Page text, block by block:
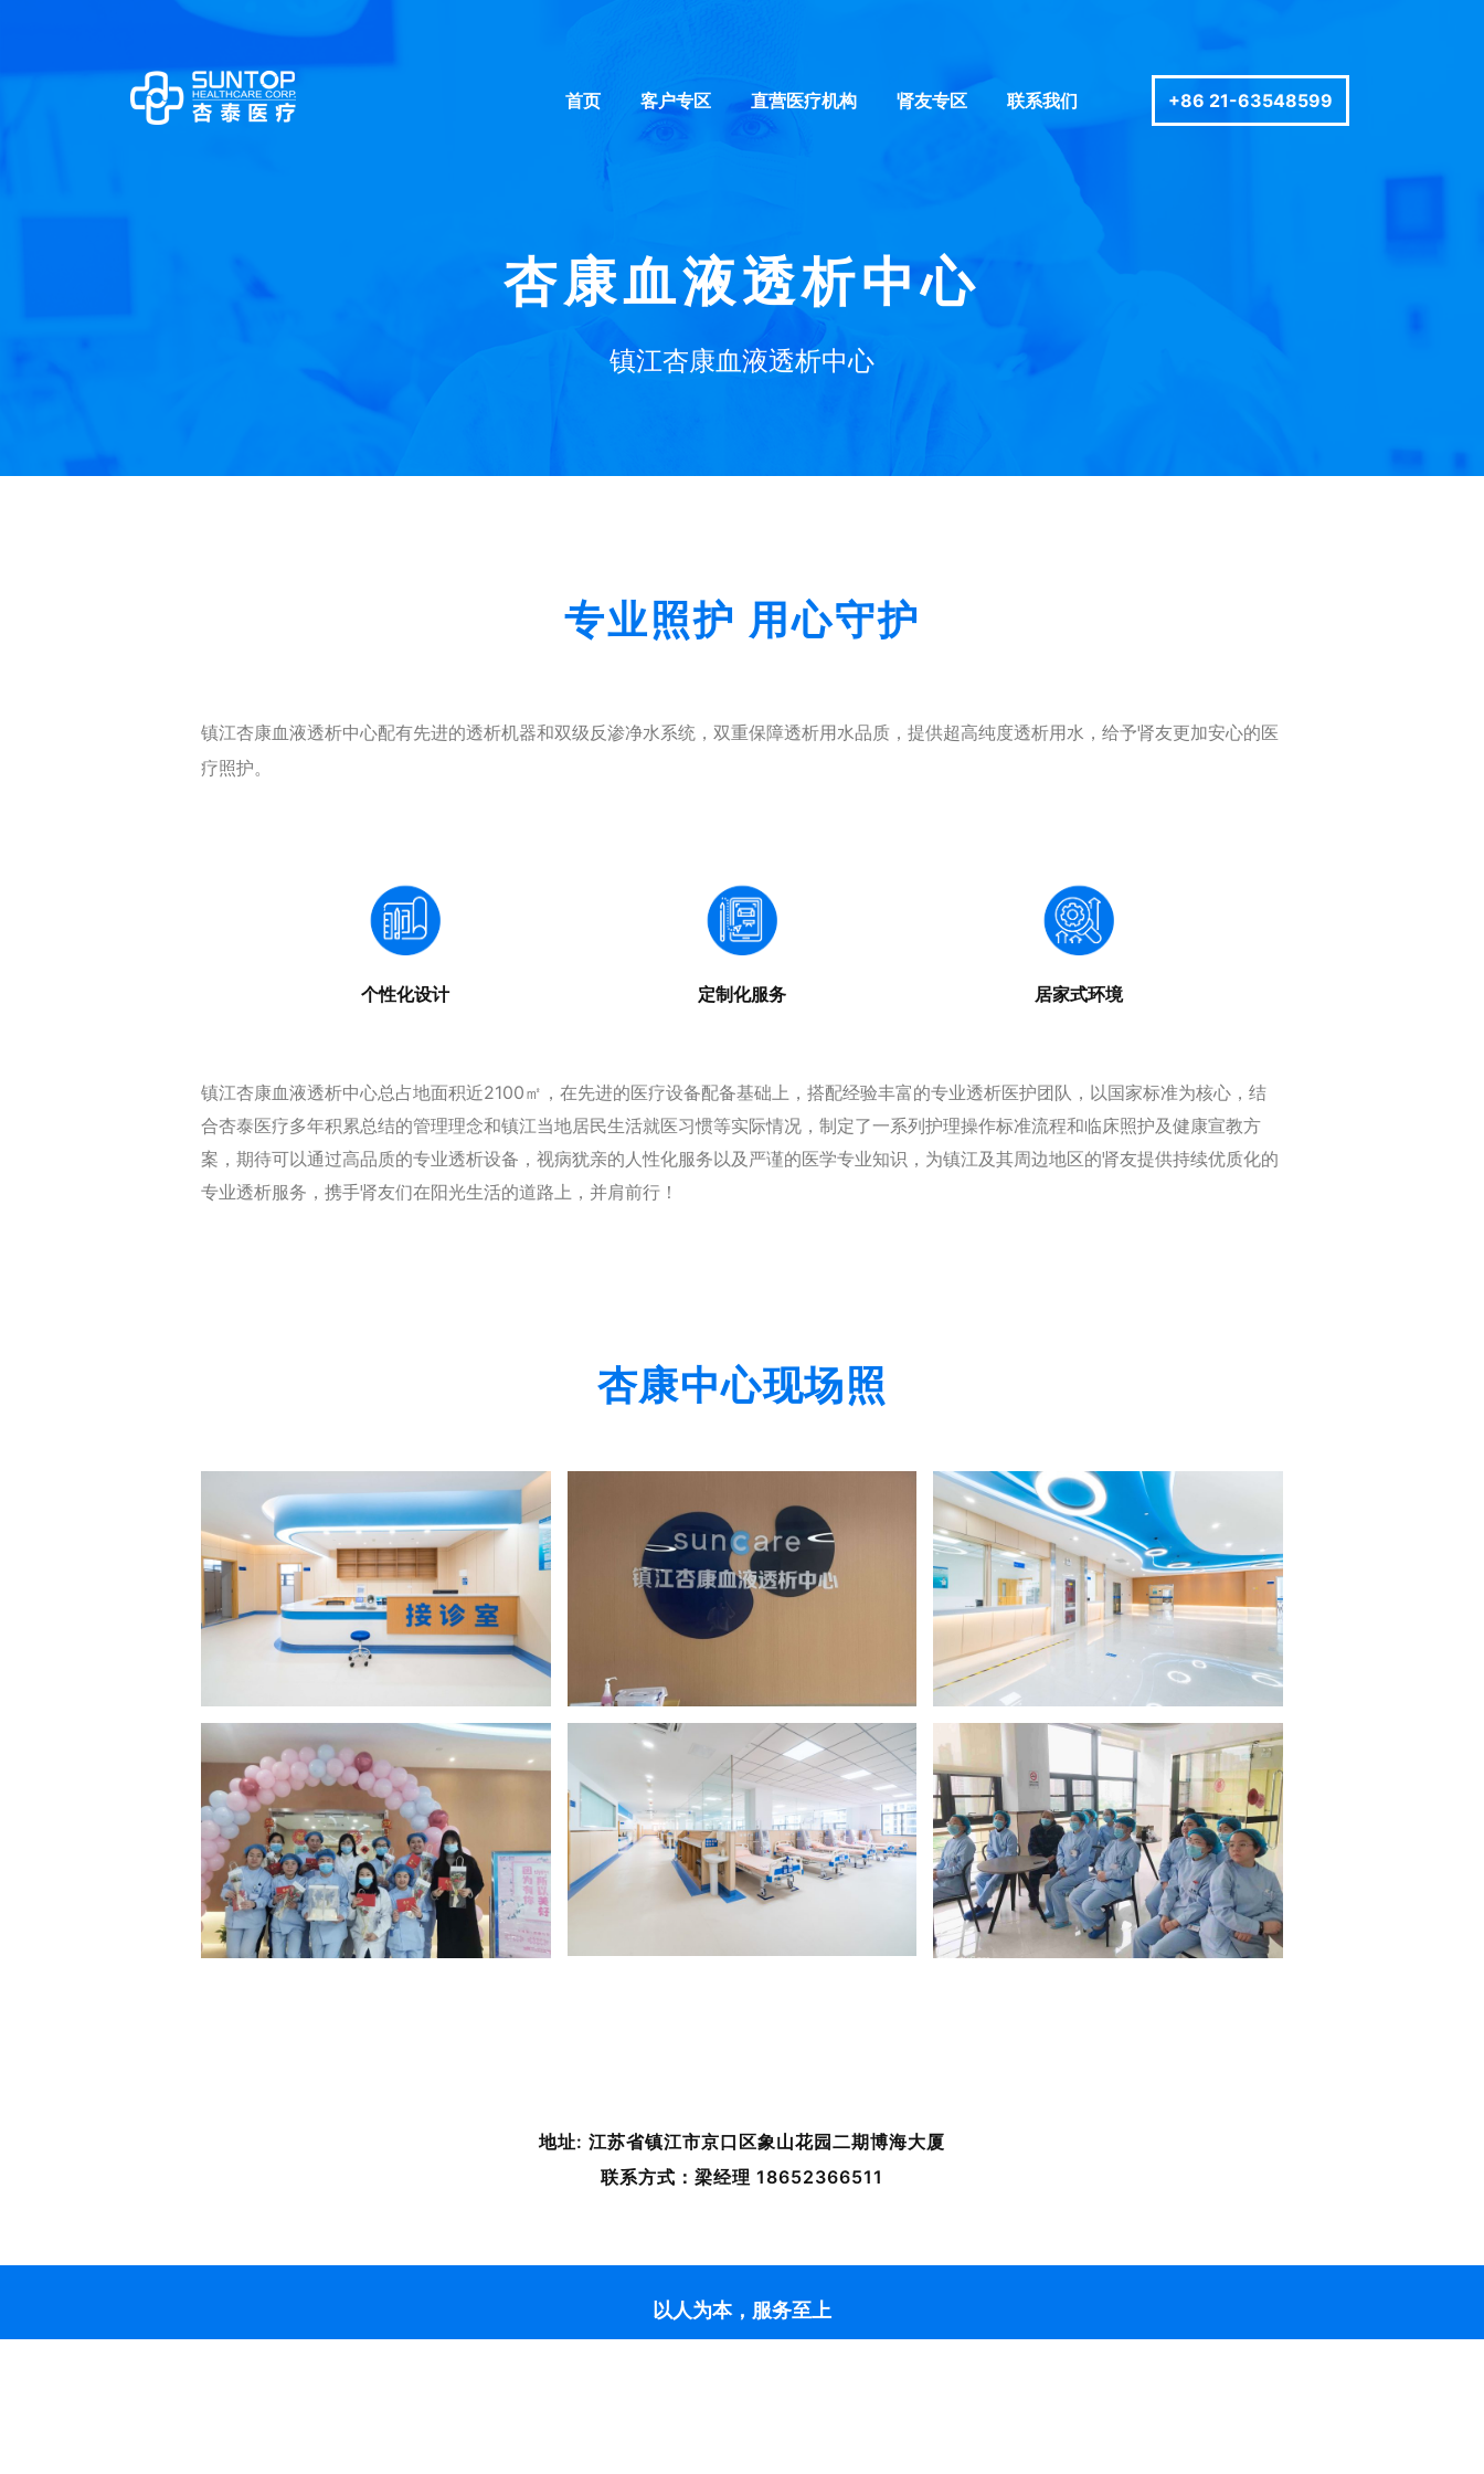
首页 客户专区 直营医疗机构 肾友专区 联系我们 +86 21-63548599
杏康血液透析中心
镇江杏康血液透析中心
专业照护 用心守护
镇江杏康血液透析中心配有先进的透析机器和双级反渗净水系统，双重保障透析用水品质，提供超高纯度透析用水，给予肾友更加安心的医
疗照护。
个性化设计 定制化服务 居家式环境
镇江杏康血液透析中心总占地面积近2100㎡， 在先进的医疗设备配备基础上，搭配经验丰富的专业透析医护团队，以国家标准为核心，结
合杏泰医疗多年积累总结的管理理念和镇江当地居民生活就医习惯等实际情况，制定了一系列护理操作标准流程和临床照护及健康宣教方
案，期待可以通过高品质的专业透析设备，视病犹亲的人性化服务以及严谨的医学专业知识，为镇江及其周边地区的肾友提供持续优质化的
专业透析服务，携手肾友们在阳光生活的道路上，并肩前行！
杏康中心现场照
地址: 江苏省镇江市京口区象山花园二期博海大厦
联系方式：梁经理 18652366511
以人为本，服务至上